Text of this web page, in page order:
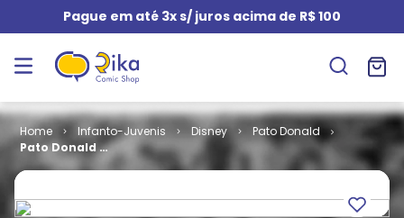
Pague em até 3x s/ juros acima de R$ 100
Infanto-Juvenis Disney
Pato Donald
Pato Donald #
1777